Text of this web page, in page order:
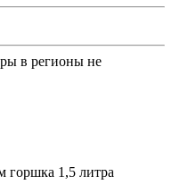
в регионы не
горшка 1,5 литра